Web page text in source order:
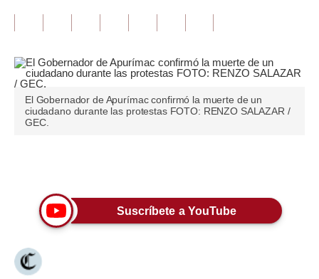
Editorial
Pregunta de hoy
Blogs
Viajes
Estilos
El Gobernador de Apurímac confirmó la muerte de un
ciudadano durante las protestas FOTO: RENZO SALAZAR /
GEC.
Suscríbete a YouTube